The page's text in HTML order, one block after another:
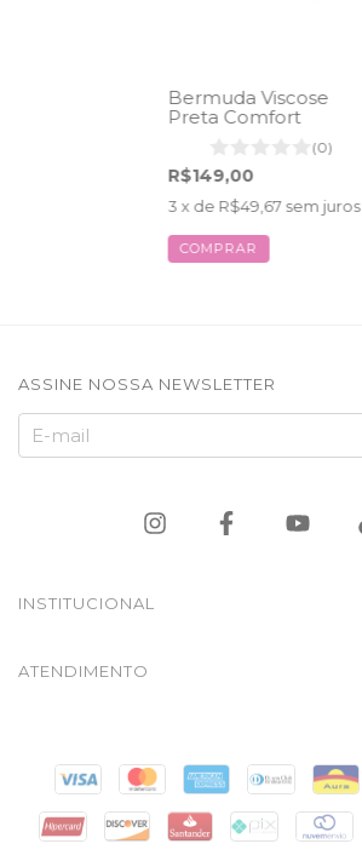
Bermuda Viscose
Preta Comfort
(0)
R$149,00
3 x de R$49,67 sem juros
COMPRAR
ASSINE NOSSA NEWSLETTER
INSTITUCIONAL
ATENDIMENTO